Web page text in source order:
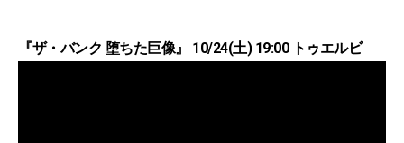
『ザ・バンク 堕ちた巨像』 10/24(土) 19:00 トゥエルビ